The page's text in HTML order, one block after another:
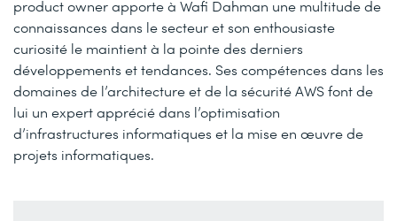
product owner apporte à Wafi Dahman une multitude de
connaissances dans le secteur et son enthousiaste
curiosité le maintient à la pointe des derniers
développements et tendances. Ses compétences dans les
domaines de l’architecture et de la sécurité AWS font de
lui un expert apprécié dans l’optimisation
d’infrastructures informatiques et la mise en œuvre de
projets informatiques.